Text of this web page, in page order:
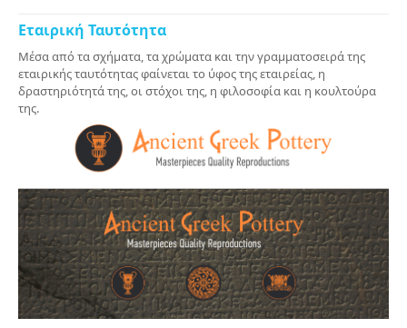
Εταιρική Ταυτότητα
Μέσα από τα σχήματα, τα χρώματα και την γραμματοσειρά της
εταιρικής ταυτότητας φαίνεται το ύφος της εταιρείας, η
δραστηριότητά της, οι στόχοι της, η φιλοσοφία και η κουλτούρα
της.